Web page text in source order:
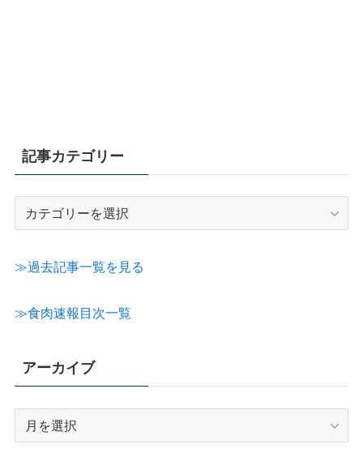
記事カテゴリー
テ
≫過去記事一覧を見る
≫食肉速報目次一覧
アーカイブ